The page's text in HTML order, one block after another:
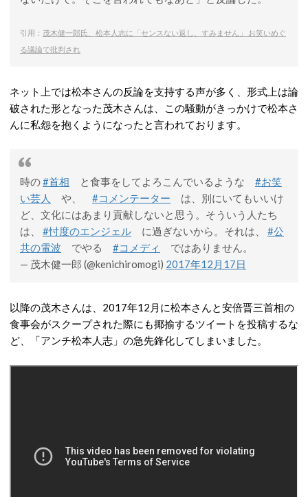
引用： 茂木健一郎氏、松本人志に「センスない返し、すみません」 お笑いめぐ
る議論で批判され
ネット上では松本さんの反論を支持する声が多く、形式上は論
破された形となった茂木さんは、この騒動がきっかけで松本さ
んに私怨を抱くようになったと言われております。
時の#首相 と食事をしてよろこんでいるような #お笑
い芸人
や、 #コメンテーター は、別にいてもいいけ
ど、文化にはあまり貢献しないと思う。そういう人たち
は、 #忖度のエンジェル に過ぎないから。それは、 #公
共の電波 でやる #コメディ
ではありません。
— 茂木健一郎 (@kenichiromogi) 2017年12月17日
以降の茂木さんは、2017年12月に松本さんと安倍晋三首相の
食事会がスクープされた際にも揶揄するツイートを投稿するな
ど、「アンチ松本人志」の急先鋒化してしまいました。